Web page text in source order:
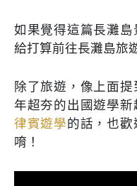
如果覺得這篇長灘
給打算前往長灘島旅
除了旅遊，像上面提
年超夯的出國遊學
律賓遊學的話，也
唷！